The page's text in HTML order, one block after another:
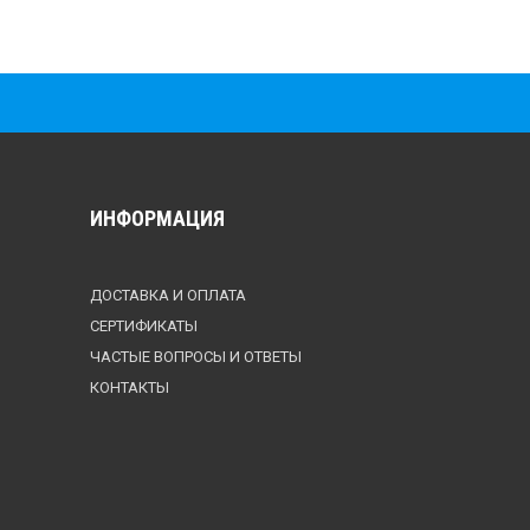
ИНФОРМАЦИЯ
ДОСТАВКА И ОПЛАТА
СЕРТИФИКАТЫ
ЧАСТЫЕ ВОПРОСЫ И ОТВЕТЫ
КОНТАКТЫ